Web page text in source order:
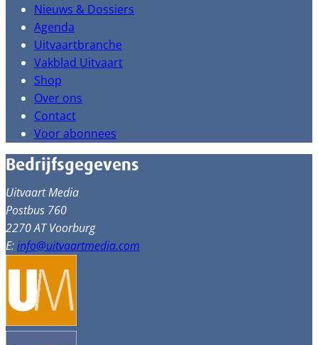
Nieuws & Dossiers
Agenda
Uitvaartbranche
Vakblad Uitvaart
Shop
Over ons
Contact
Voor abonnees
Bedrijfsgegevens
Uitvaart Media
Postbus 760
2270 AT Voorburg
E:info@uitvaartmedia.com